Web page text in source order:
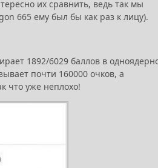
их сравнить, ведь так мы
665 ему был бы как раз к лицу).
1892/6029 баллов в
почти 160000 очков, а
что уже неплохо!